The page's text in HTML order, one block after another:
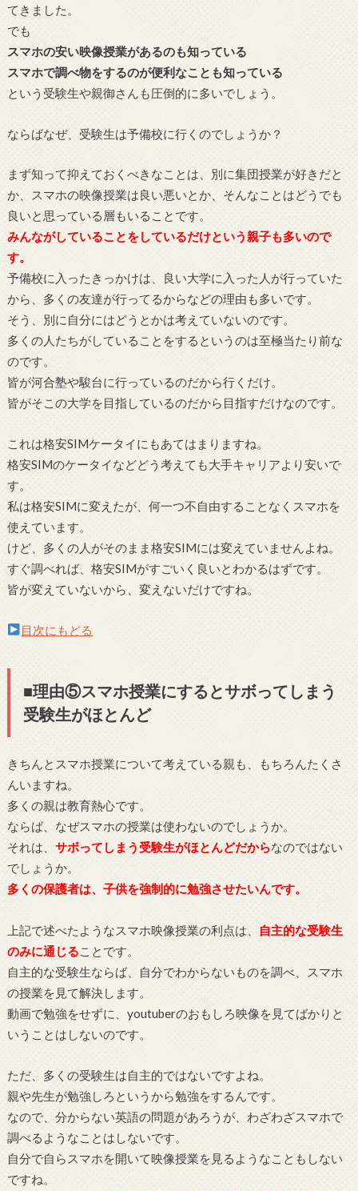
てきました。
でも
スマホの安い映像授業があるのも知っている
スマホで調べ物をするのが便利なことも知っている
という受験生や親御さんも圧倒的に多いでしょう。
ならばなぜ、受験生は予備校に行くのでしょうか？
まず知って抑えておくべきなことは、別に集団授業が好きだと
か、スマホの映像授業は良い悪いとか、そんなことはどうでも
良いと思っている層もいることです。
みんながしていることをしているだけという親子も多いので
す。
予備校に入ったきっかけは、良い大学に入った人が行っていた
から、多くの友達が行ってるからなどの理由も多いです。
そう、別に自分にはどうとかは考えていないのです。
多くの人たちがしていることをするというのは至極当たり前な
のです。
皆が河合塾や駿台に行っているのだから行くだけ。
皆がそこの大学を目指しているのだから目指すだけなのです。
これは格安SIMケータイにもあてはまりますね。
格安SIMのケータイなどどう考えても大手キャリアより安いで
す。
私は格安SIMに変えたが、何一つ不自由することなくスマホを
使えています。
けど、多くの人がそのまま格安SIMには変えていませんよね。
すぐ調べれば、格安SIMがすごいく良いとわかるはずです。
皆が変えていないから、変えないだけですね。
目次にもどる
■理由⑤スマホ授業にするとサボってしまう
受験生がほとんど
きちんとスマホ授業について考えている親も、もちろんたくさ
んいますね。
多くの親は教育熱心です。
ならば、なぜスマホの授業は使わないのでしょうか。
それは、 サボってしまう受験生がほとんどだからなのではない
でしょうか。
多くの保護者は、子供を強制的に勉強させたいんです。
上記で述べたようなスマホ映像授業の利点は、
自主的な受験生
のみに通じることです。
自主的な受験生ならば、自分でわからないものを調べ、スマホ
の授業を見て解決します。
動画で勉強をせずに、youtuberのおもしろ映像を見てばかりと
いうことはしないのです。
ただ、多くの受験生は自主的ではないですよね。
親や先生が勉強しろというから勉強をするんです。
なので、分からない英語の問題があろうが、わざわざスマホで
調べるようなことはしないです。
自分で自らスマホを開いて映像授業を見るようなこともしない
ですね。